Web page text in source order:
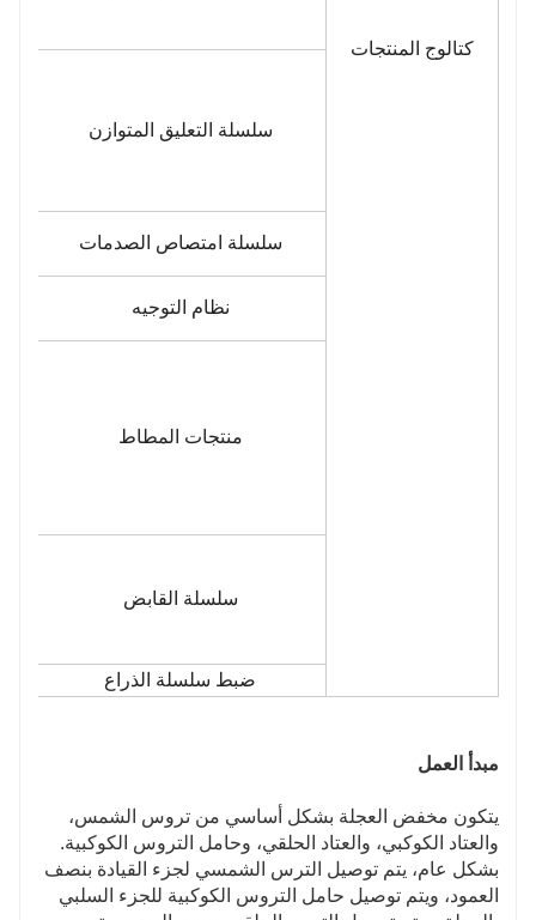
كتالوج المنتجات
سلسلة التعليق المتوازن
سلسلة امتصاص الصدمات
نظام التوجيه
منتجات المطاط
سلسلة القابض
ضبط سلسلة الذراع
مبدأ العمل
يتكون مخفض العجلة بشكل أساسي من تروس الشمس،
والعتاد الكوكبي، والعتاد الحلقي، وحامل التروس الكوكبية.
بشكل عام، يتم توصيل الترس الشمسي لجزء القيادة بنصف
العمود، ويتم توصيل حامل التروس الكوكبية للجزء السلبي